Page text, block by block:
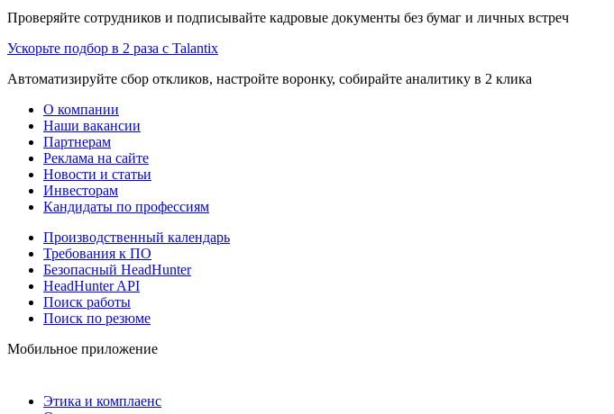
Проверяйте сотрудников и подписывайте кадровые документы без бумаг и личных встреч
Ускорьте подбор в 2 раза с Talantix
Автоматизируйте сбор откликов, настройте воронку, собирайте аналитику в 2 клика
О компании
Наши вакансии
Партнерам
Реклама на сайте
Новости и статьи
Инвесторам
Кандидаты по профессиям
Производственный календарь
Требования к ПО
Безопасный HeadHunter
HeadHunter API
Поиск работы
Поиск по резюме
Мобильное приложение
Этика и комплаенс